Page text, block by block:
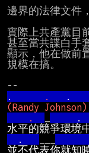
邊界的法律文件
實際上共產黨目
甚至當共諜白手
顯示，他在做前
規模在搞。
.
.
.
    .
.
  .